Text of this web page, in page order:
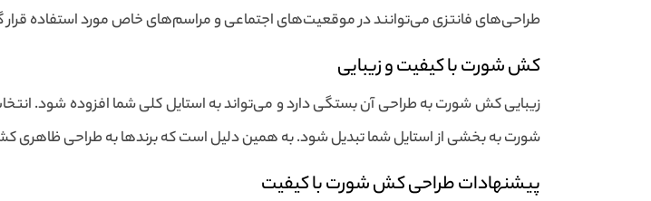
طراحی‌های فانتزی می‌توانند در موقعیت‌های اجتماعی و مراسم‌های خاص مورد استفاده قرار
کش شورت با کیفیت و زیبایی
زیبایی کش شورت به طراحی آن بستگی دارد و می‌تواند به استایل کلی شما افزوده شود.
شورت به بخشی از استایل شما تبدیل شود. به همین دلیل است که برندها به طراحی ظاهری
پیشنهادات طراحی کش شورت با کیفیت